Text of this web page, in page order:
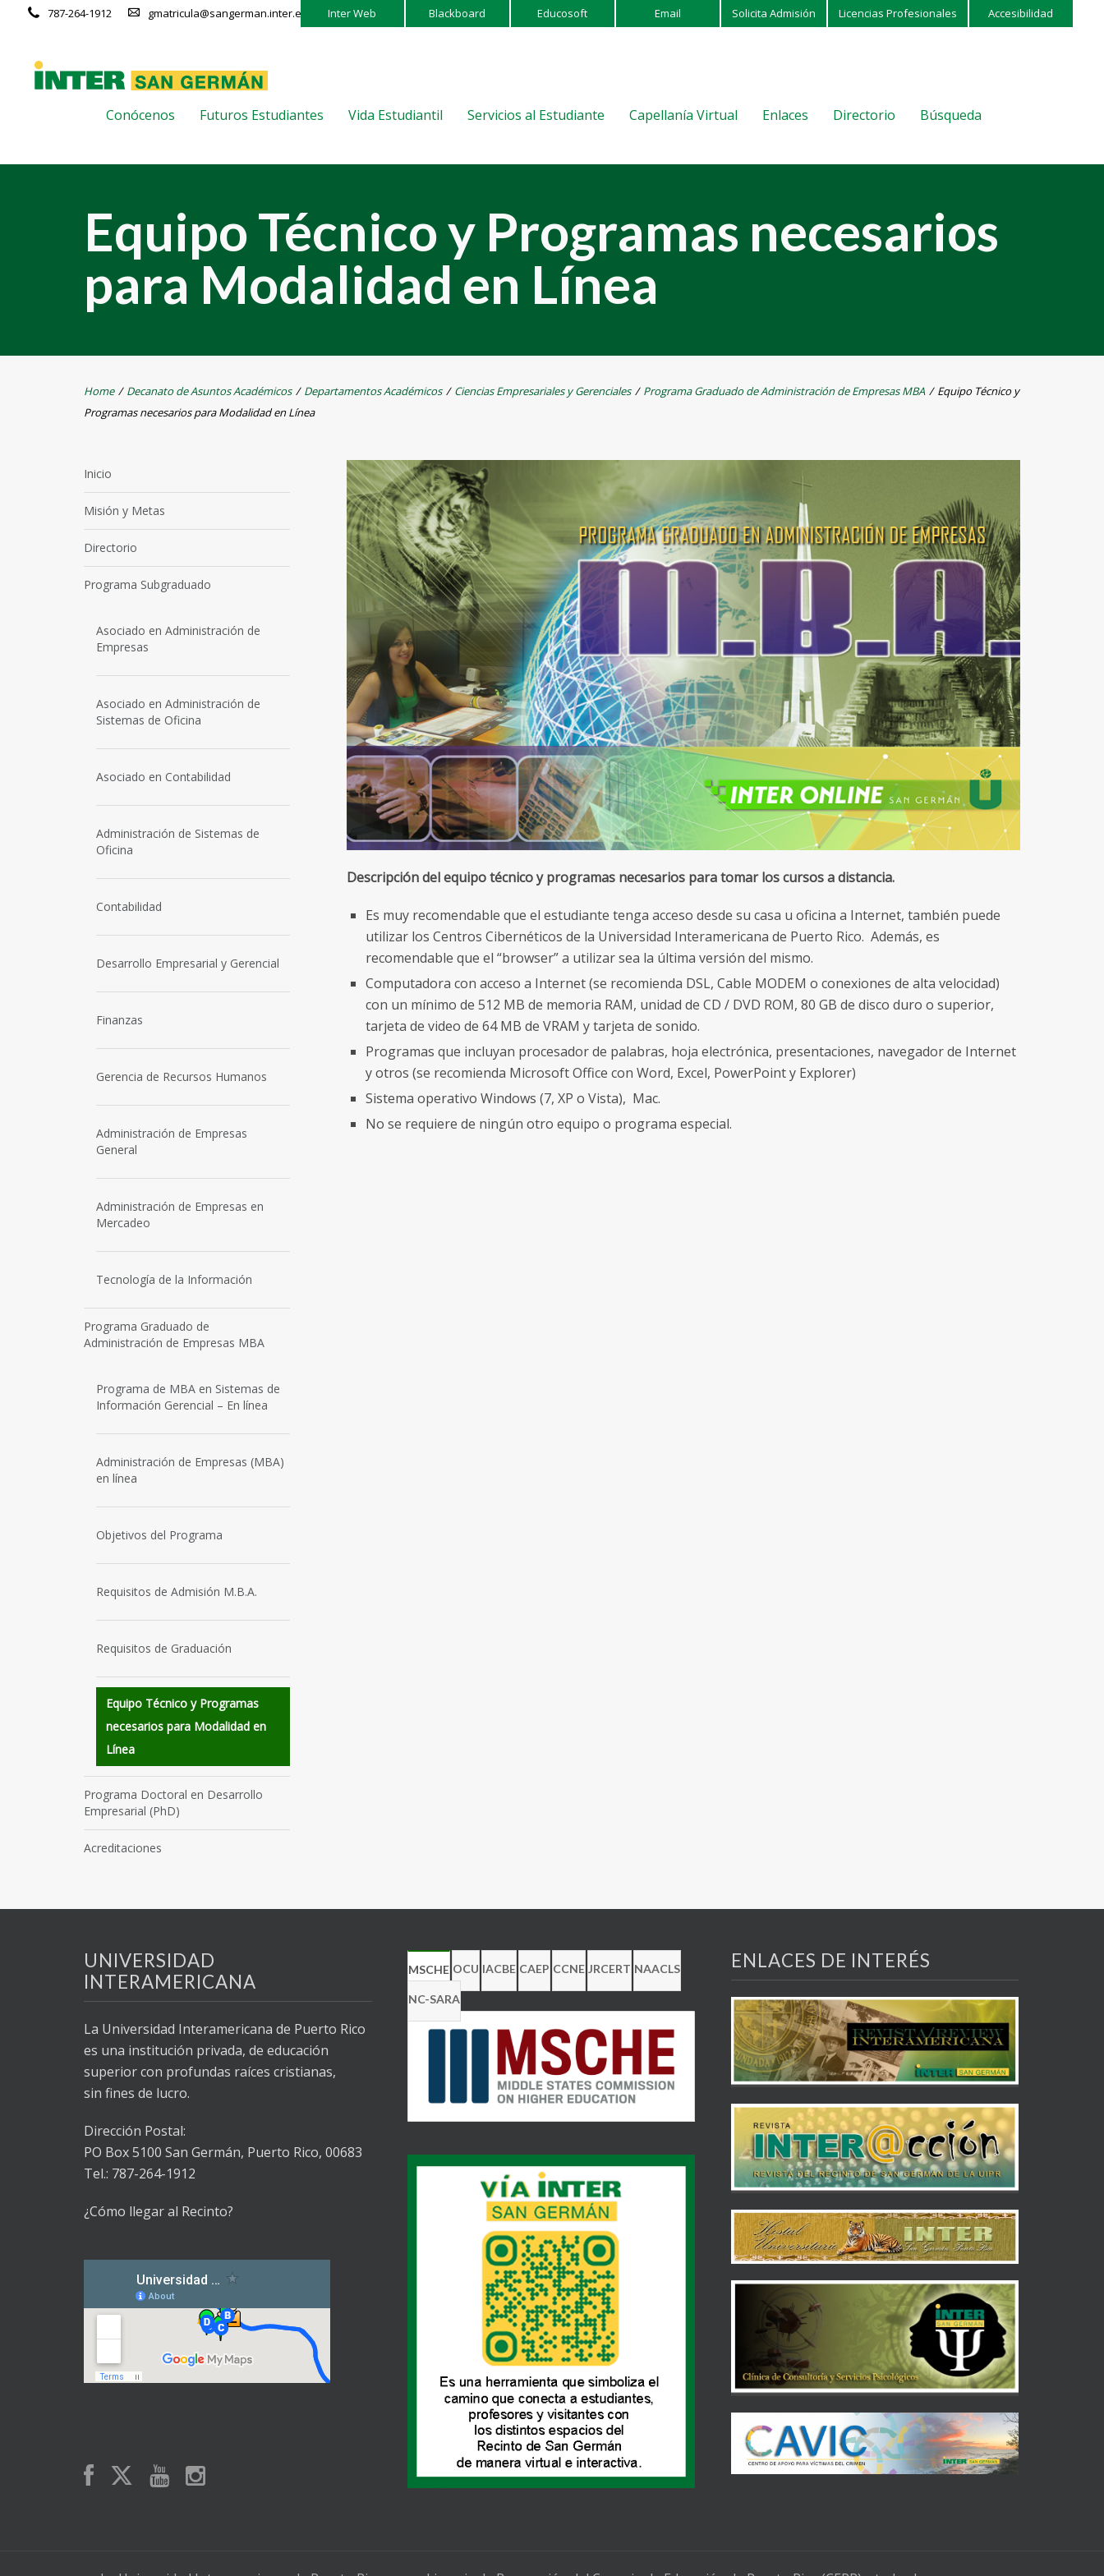
Inter Web Blackboard Educosoft Email Solicita Admisión Licencias Profesionales Accesibilidad
787-264-1912 gmatricula@sangerman.inter.edu
Conócenos Futuros Estudiantes Vida Estudiantil Servicios al Estudiante Capellanía Virtual Enlaces Directorio Búsqueda
Equipo Técnico y Programas necesarios
para Modalidad en Línea
Home / Decanato de Asuntos Académicos / Departamentos Académicos / Ciencias Empresariales y Gerenciales / Programa Graduado de Administración de Empresas MBA / Equipo Técnico y
Programas necesarios para Modalidad en Línea
Descripción del equipo técnico y programas necesarios para tomar los cursos a distancia.
Es muy recomendable que el estudiante tenga acceso desde su casa u oficina a Internet, también puede
utilizar los Centros Cibernéticos de la Universidad Interamericana de Puerto Rico. Además, es
recomendable que el “browser” a utilizar sea la última versión del mismo.
Computadora con acceso a Internet (se recomienda DSL, Cable MODEM o conexiones de alta velocidad)
con un mínimo de 512 MB de memoria RAM, unidad de CD / DVD ROM, 80 GB de disco duro o superior,
tarjeta de video de 64 MB de VRAM y tarjeta de sonido.
Programas que incluyan procesador de palabras, hoja electrónica, presentaciones, navegador de Internet
y otros (se recomienda Microsoft Office con Word, Excel, PowerPoint y Explorer)
Sistema operativo Windows (7, XP o Vista), Mac.
No se requiere de ningún otro equipo o programa especial.
Inicio
Misión y Metas
Directorio
Programa Subgraduado
Asociado en Administración de
Empresas
Asociado en Administración de
Sistemas de Oficina
Asociado en Contabilidad
Administración de Sistemas de
Oficina
Contabilidad
Desarrollo Empresarial y Gerencial
Finanzas
Gerencia de Recursos Humanos
Administración de Empresas
General
Administración de Empresas en
Mercadeo
Tecnología de la Información
Programa Graduado de
Administración de Empresas MBA
Programa de MBA en Sistemas de
Información Gerencial – En línea
Administración de Empresas (MBA)
en línea
Objetivos del Programa
Requisitos de Admisión M.B.A.
Requisitos de Graduación
Equipo Técnico y Programas
necesarios para Modalidad en
Línea
Programa Doctoral en Desarrollo
Empresarial (PhD)
Acreditaciones
UNIVERSIDAD
INTERAMERICANA
La Universidad Interamericana de Puerto Rico
es una institución privada, de educación
superior con profundas raíces cristianas,
sin fines de lucro.
Dirección Postal:
PO Box 5100 San Germán, Puerto Rico, 00683
Tel.: 787-264-1912
¿Cómo llegar al Recinto?
MSCHE OCU IACBE CAEP CCNE JRCERT NAACLS
NC-SARA
ENLACES DE INTERÉS